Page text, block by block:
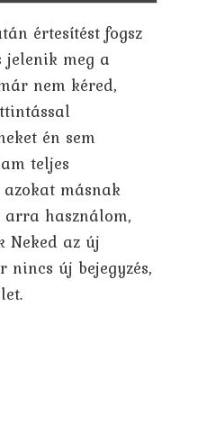
értesítést fogsz
jelenik meg a
nem kéred,
én sem
teljes
azokat másnak
arra használom,
Neked az új
nincs új bejegyzés,